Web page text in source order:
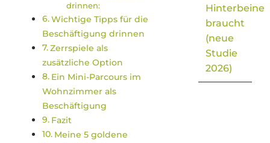
drinnen:
Wichtige Tipps für die
Beschäftigung drinnen
Zerrspiele als
zusätzliche Option
Ein Mini-Parcours im
Wohnzimmer als
Beschäftigung
Fazit
Meine 5 goldene
Hinterbeine
braucht
(neue
Studie
2026)